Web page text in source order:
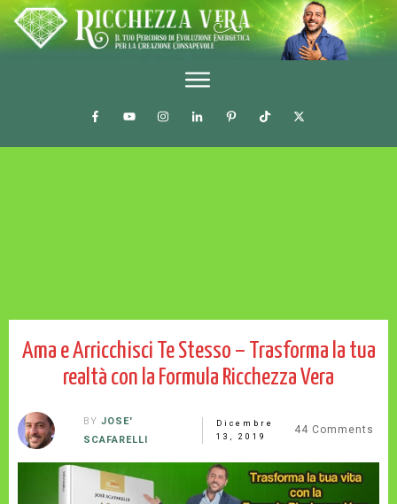
Ama e Arricchisci Te Stesso – Trasforma la tua
realtà con la Formula Ricchezza Vera
BY JOSE'
SCAFARELLI
Dicembre
13, 2019
44 Comments